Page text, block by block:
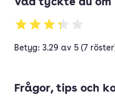
Vad tyckte du om
Betyg: 3.29 av 5 (7
Frågor, tips och